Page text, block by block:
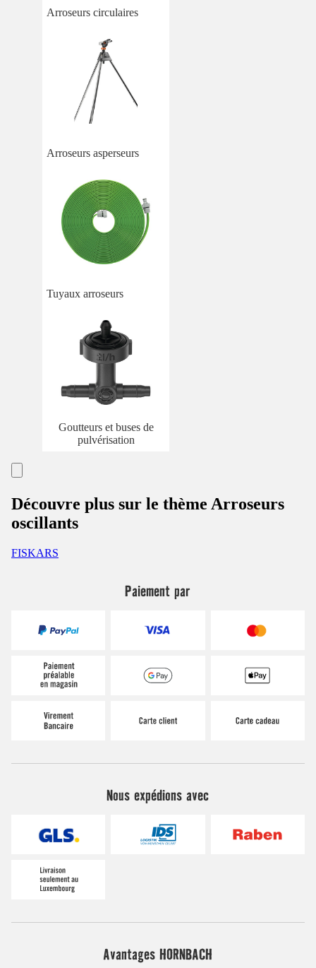
Arroseurs circulaires
Arroseurs asperseurs
Tuyaux arroseurs
Goutteurs et buses de
pulvérisation
Découvre plus sur le thème Arroseurs
oscillants
FISKARS
Paiement par
Nous expédions avec
Avantages HORNBACH